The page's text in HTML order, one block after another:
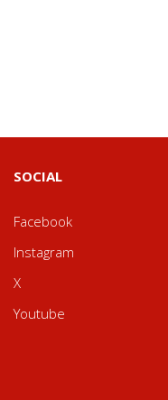
SOCIAL
Facebook
Instagram
X
Youtube